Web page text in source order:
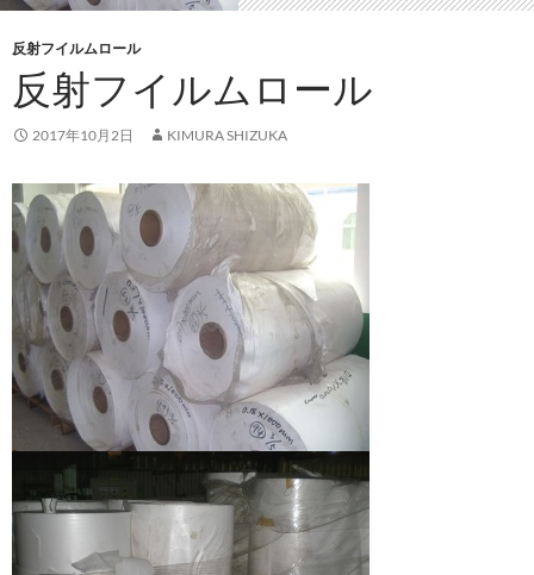
反射フイルムロール
反射フイルムロール
2017年10月2日 KIMURA SHIZUKA